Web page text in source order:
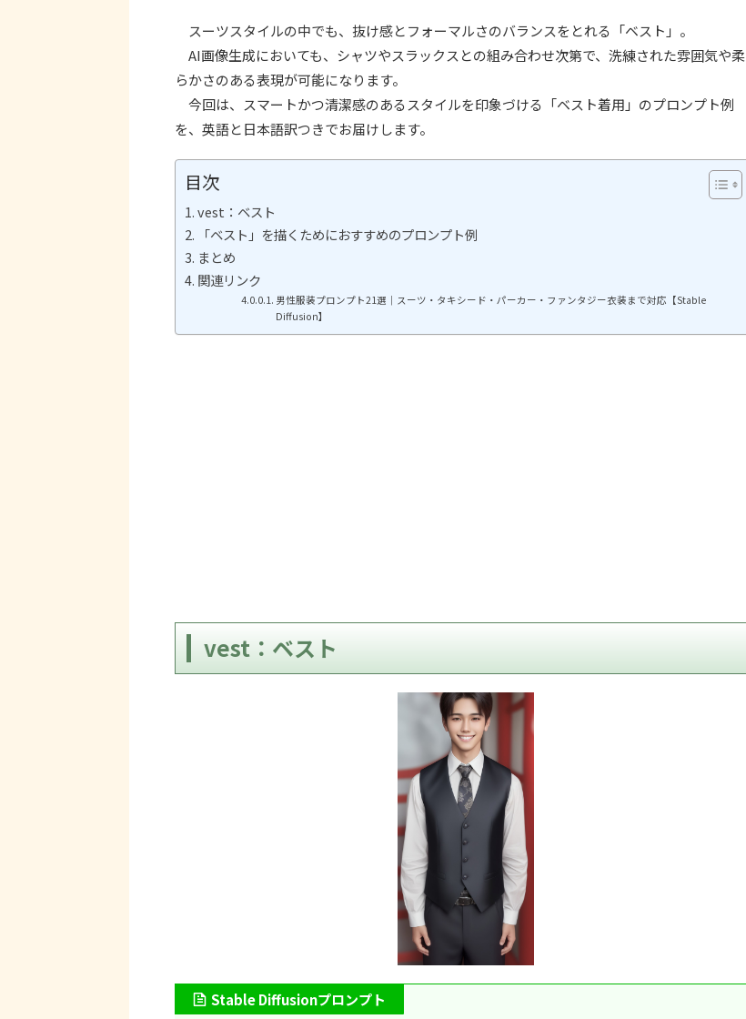
スーツスタイルの中でも、抜け感とフォーマルさのバランスをとれる「ベスト」。
AI画像生成においても、シャツやスラックスとの組み合わせ次第で、洗練された雰囲気や柔
らかさのある表現が可能になります。
今回は、スマートかつ清潔感のあるスタイルを印象づける「ベスト着用」のプロンプト例
を、英語と日本語訳つきでお届けします。
目次
vest：ベスト
「ベスト」を描くためにおすすめのプロンプト例
まとめ
関連リンク
男性服装プロンプト21選｜スーツ・タキシード・パーカー・ファンタジー衣装まで対応【Stable
Diffusion】
vest：ベスト
Stable Diffusionプロンプト